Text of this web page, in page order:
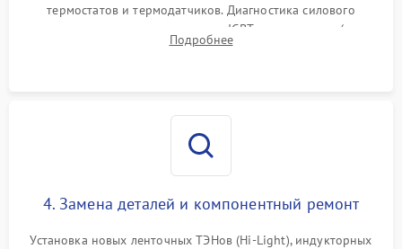
термостатов и термодатчиков. Диагностика силового
модуля, реле, диодных мостов и IGBT-транзисторов (для
индукции). Проверка кранов и газ-контроля (для газовых
Подробнее
4. Замена деталей и компонентный ремонт
Установка новых ленточных ТЭНов (Hi-Light), индукторных